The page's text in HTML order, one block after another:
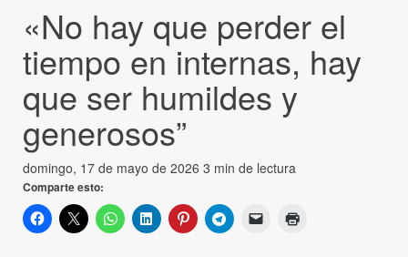
«No hay que perder el
tiempo en internas, hay
que ser humildes y
generosos”
domingo, 17 de mayo de 2026 3 min de lectura
Comparte esto: